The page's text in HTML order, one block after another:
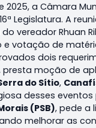
a Câmara
Legislatura. A
vereador Rhuan
votação de
dois
presta moção de
do Sítio,
desses
(PSB), pede a
melhorar as